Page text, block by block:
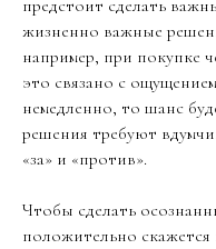
предстоит сделать
жизненно важные
например, при покупке
это связано с
немедленно, то шанс
решения требуют
«за» и «против».
Чтобы сделать
положительно скажется